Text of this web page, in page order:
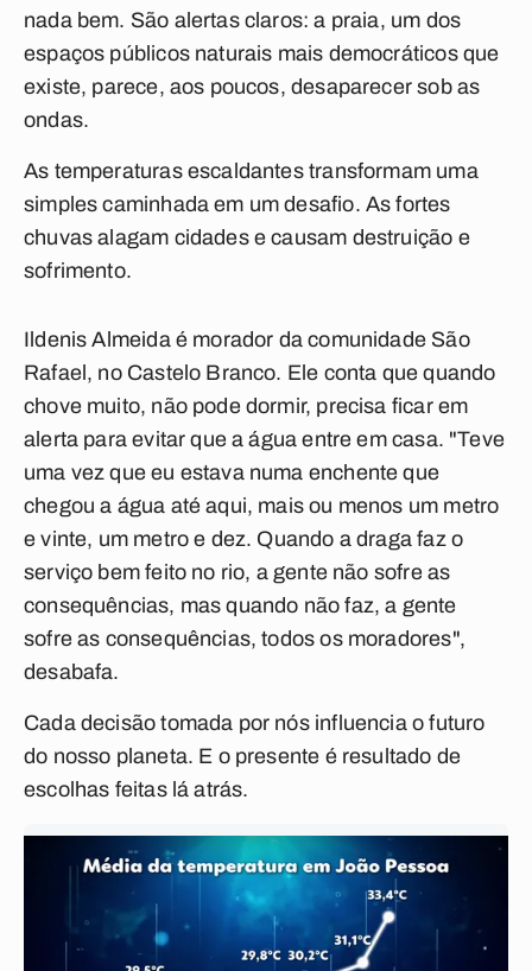
nada bem. São alertas claros: a praia, um dos
espaços públicos naturais mais democráticos que
existe, parece, aos poucos, desaparecer sob as
ondas.
As temperaturas escaldantes transformam uma
simples caminhada em um desafio. As fortes
chuvas alagam cidades e causam destruição e
sofrimento.
Ildenis Almeida é morador da comunidade São
Rafael, no Castelo Branco. Ele conta que quando
chove muito, não pode dormir, precisa ficar em
alerta para evitar que a água entre em casa. "Teve
uma vez que eu estava numa enchente que
chegou a água até aqui, mais ou menos um metro
e vinte, um metro e dez. Quando a draga faz o
serviço bem feito no rio, a gente não sofre as
consequências, mas quando não faz, a gente
sofre as consequências, todos os moradores",
desabafa.
Cada decisão tomada por nós influencia o futuro
do nosso planeta. E o presente é resultado de
escolhas feitas lá atrás.